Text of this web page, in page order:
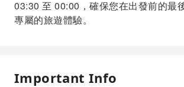
03:30 至 00:00，確保您在出發前的最
專屬的旅遊體驗。
Important Info